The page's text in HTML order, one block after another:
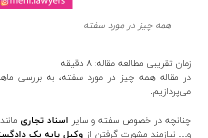
همه چیز در مورد سفته
در مقاله همه چیز در مورد سفته، به بررسی
می‌پردازیم.
چنانچه در خصوص سفته و سایر اسناد تجاری
و… نیازمند مشورت گرفتن از وکیل پایه یک